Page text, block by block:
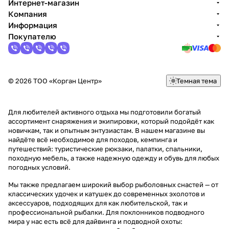
Интернет-магазин
Компания
Информация
Покупателю
© 2026 ТОО «Корган Центр» Темная тема
Для любителей активного отдыха мы подготовили богатый
ассортимент снаряжения и экипировки, который подойдёт как
новичкам, так и опытным энтузиастам. В нашем магазине вы
найдёте всё необходимое для походов, кемпинга и
путешествий: туристические рюкзаки, палатки, спальники,
походную мебель, а также надежную одежду и обувь для любых
погодных условий.
Мы также предлагаем широкий выбор рыболовных снастей — от
классических удочек и катушек до современных эхолотов и
аксессуаров, подходящих для как любительской, так и
профессиональной рыбалки. Для поклонников подводного
мира у нас есть всё для дайвинга и подводной охоты: